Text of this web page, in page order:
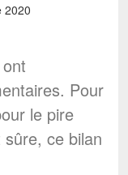
2020
Pour
le pire
sûre, ce bilan